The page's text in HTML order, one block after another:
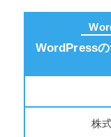
WordPress
株